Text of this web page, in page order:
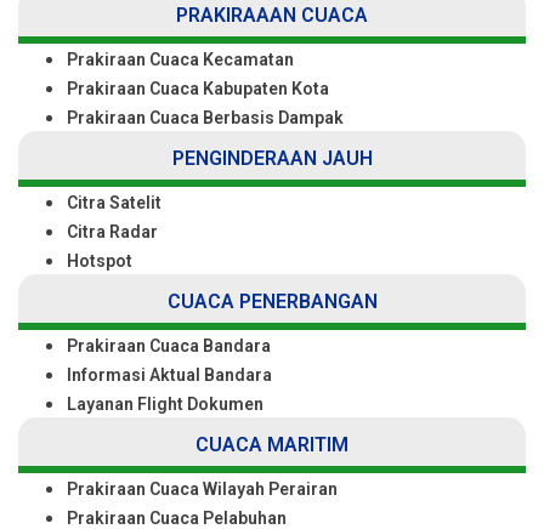
PRAKIRAAAN CUACA
Prakiraan Cuaca Kecamatan
Prakiraan Cuaca Kabupaten Kota
Prakiraan Cuaca Berbasis Dampak
PENGINDERAAN JAUH
Citra Satelit
Citra Radar
Hotspot
CUACA PENERBANGAN
Prakiraan Cuaca Bandara
Informasi Aktual Bandara
Layanan Flight Dokumen
CUACA MARITIM
Prakiraan Cuaca Wilayah Perairan
Prakiraan Cuaca Pelabuhan